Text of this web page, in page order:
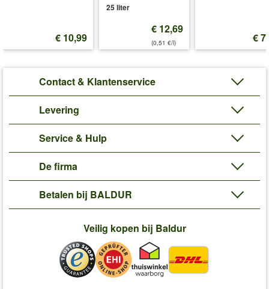
€ 10,99
25 liter
€ 12,69
(0,51 €/l) €
Contact & Klantenservice
Levering
Service & Hulp
De firma
Betalen bij BALDUR
Veilig kopen bij Baldur